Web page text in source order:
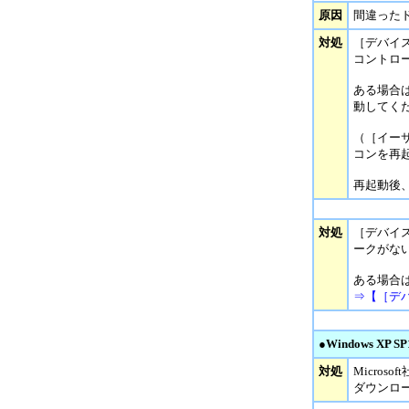
原因
間違った
対処
［デバ
コントロ
ある場合
動してく
（［イ
コンを再
再起動後
対処
［デバ
ークがな
ある場合
⇒【［デ
●Windows XP
対処
Microsoft
ダウンロ